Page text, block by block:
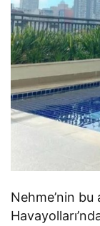
Nehme’nin bu